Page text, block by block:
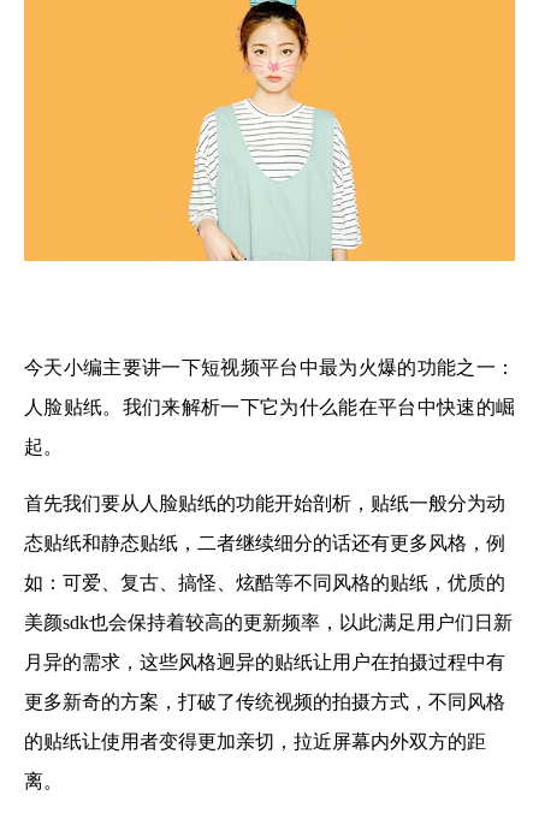
今天小编主要讲一下短视频平台中最为火爆的功能之一：
人脸贴纸。我们来解析一下它为什么能在平台中快速的崛
起。
首先我们要从人脸贴纸的功能开始剖析，贴纸一般分为动
态贴纸和静态贴纸，二者继续细分的话还有更多风格，例
如：可爱、复古、搞怪、炫酷等不同风格的贴纸，优质的
美颜sdk也会保持着较高的更新频率，以此满足用户们日新
月异的需求，这些风格迥异的贴纸让用户在拍摄过程中有
更多新奇的方案，打破了传统视频的拍摄方式，不同风格
的贴纸让使用者变得更加亲切，拉近屏幕内外双方的距
离。